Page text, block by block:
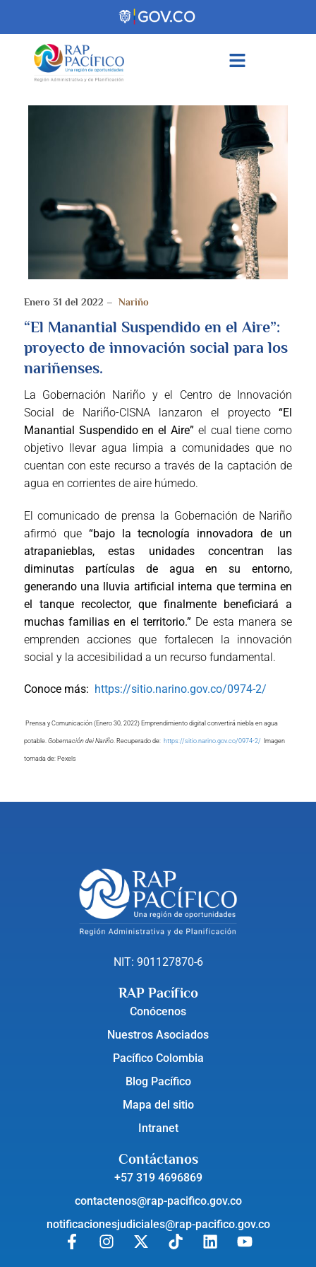
Enero 31 del 2022 – Nariño
“El Manantial Suspendido en el Aire”:
proyecto de innovación social para los
nariñenses.
La Gobernación Nariño y el Centro de Innovación
Social de Nariño-CISNA lanzaron el proyecto“El
Manantial Suspendido en el Aire” el cual tiene como
objetivo llevar agua limpia a comunidades que no
cuentan con este recurso a través de la captación de
agua en corrientes de aire húmedo.
El comunicado de prensa la Gobernación de Nariño
afirmó que“bajo la tecnología innovadora de un
atrapanieblas, estas unidades concentran las
diminutas partículas de agua en su entorno,
generando una lluvia artificial interna que termina en
el tanque recolector, que finalmente beneficiará a
muchas familias en el territorio.” De esta manera se
emprenden acciones que fortalecen la innovación
social y la accesibilidad a un recurso fundamental.
Conoce más: https://sitio.narino.gov.co/0974-2/
Prensa y Comunicación (Enero 30, 2022) Emprendimiento digital convertirá niebla en agua
potable. Gobernación dei Nariño. Recuperado de: https://sitio.narino.gov.co/0974-2/ Imagen
tomada de: Pexels
NIT: 901127870-6
RAP Pacífico
Conócenos
Nuestros Asociados
Pacífico Colombia
Blog Pacífico
Mapa del sitio
Intranet
Contáctanos
+57 319 4696869
contactenos@rap-pacifico.gov.co
notificacionesjudiciales@rap-pacifico.gov.co